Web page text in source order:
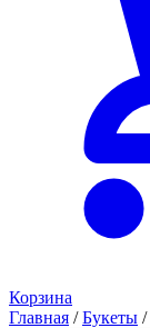
Корзина
Главная / Букеты /